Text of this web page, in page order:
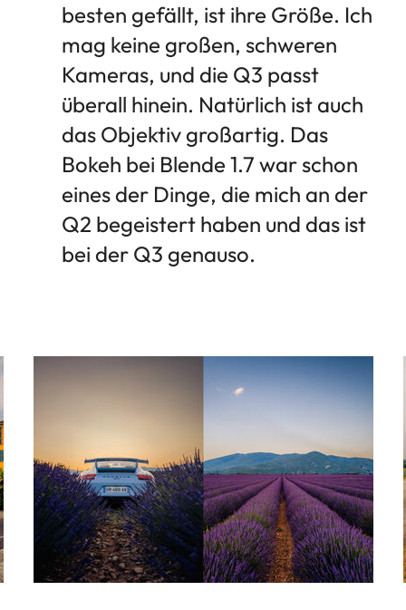
besten gefällt, ist ihre Größe. Ich
mag keine großen, schweren
Kameras, und die Q3 passt
überall hinein. Natürlich ist auch
das Objektiv großartig. Das
Bokeh bei Blende 1.7 war schon
eines der Dinge, die mich an der
Q2 begeistert haben und das ist
bei der Q3 genauso.